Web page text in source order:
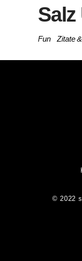
Salz
Fun Zitate
© 2022